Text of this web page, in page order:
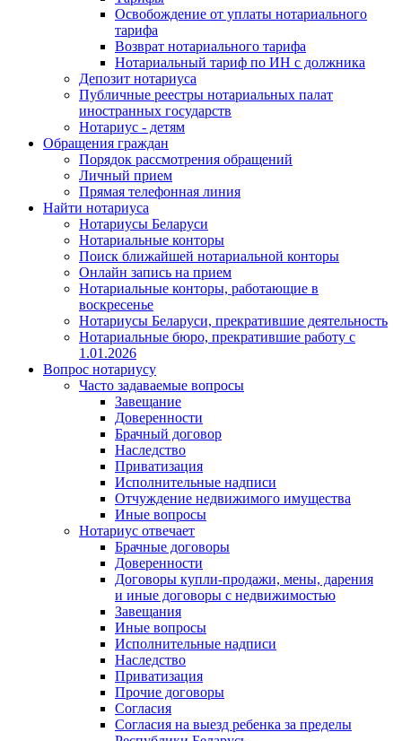
Освобождение от уплаты нотариального
тарифа
Возврат нотариального тарифа
Нотариальный тариф по ИН с должника
Депозит нотариуса
Публичные реестры нотариальных палат
иностранных государств
Нотариус - детям
Обращения граждан
Порядок рассмотрения обращений
Личный прием
Прямая телефонная линия
Найти нотариуса
Нотариусы Беларуси
Нотариальные конторы
Поиск ближайшей нотариальной конторы
Онлайн запись на прием
Нотариальные конторы, работающие в
воскресенье
Нотариусы Беларуси, прекратившие деятельность
Нотариальные бюро, прекратившие работу с
1.01.2026
Вопрос нотариусу
Часто задаваемые вопросы
Завещание
Доверенности
Брачный договор
Наследство
Приватизация
Исполнительные надписи
Отчуждение недвижимого имущества
Иные вопросы
Нотариус отвечает
Брачные договоры
Доверенности
Договоры купли-продажи, мены, дарения
и иные договоры с недвижимостью
Завещания
Иные вопросы
Исполнительные надписи
Наследство
Приватизация
Прочие договоры
Согласия
Согласия на выезд ребенка за пределы